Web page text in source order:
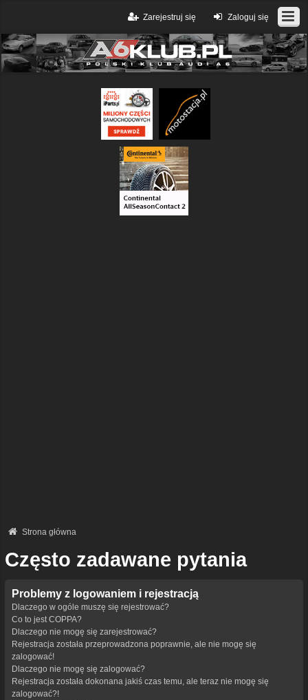
Zaloguj się
Zarejestruj się
Strona główna
Często zadawane pytania
Problemy z logowaniem i rejestracją
Dlaczego w ogóle muszę się rejestrować?
Co to jest COPPA?
Dlaczego nie mogę się zarejestrować?
Rejestracja została przeprowadzona poprawnie, ale nie mogę się
zalogować!
Dlaczego nie mogę się zalogować?
Rejestracja została dokonana jakiś czas temu, ale teraz nie mogę się
zalogować?!